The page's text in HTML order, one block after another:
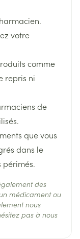
Veillez à
suivant
12 ans et
une
ou en dehors
à la voie
(15°C -
votre
comme
repris ni
de
que vous
dans le
périmés.
des
médicament ou
nous
pas à nous